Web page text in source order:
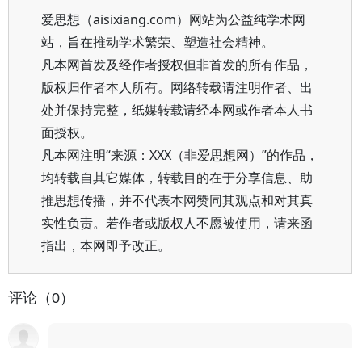
爱思想（aisixiang.com）网站为公益纯学术网
站，旨在推动学术繁荣、塑造社会精神。
凡本网首发及经作者授权但非首发的所有作品，
版权归作者本人所有。网络转载请注明作者、出
处并保持完整，纸媒转载请经本网或作者本人书
面授权。
凡本网注明“来源：XXX（非爱思想网）”的作品，
均转载自其它媒体，转载目的在于分享信息、助
推思想传播，并不代表本网赞同其观点和对其真
实性负责。若作者或版权人不愿被使用，请来函
指出，本网即予改正。
评论（0）